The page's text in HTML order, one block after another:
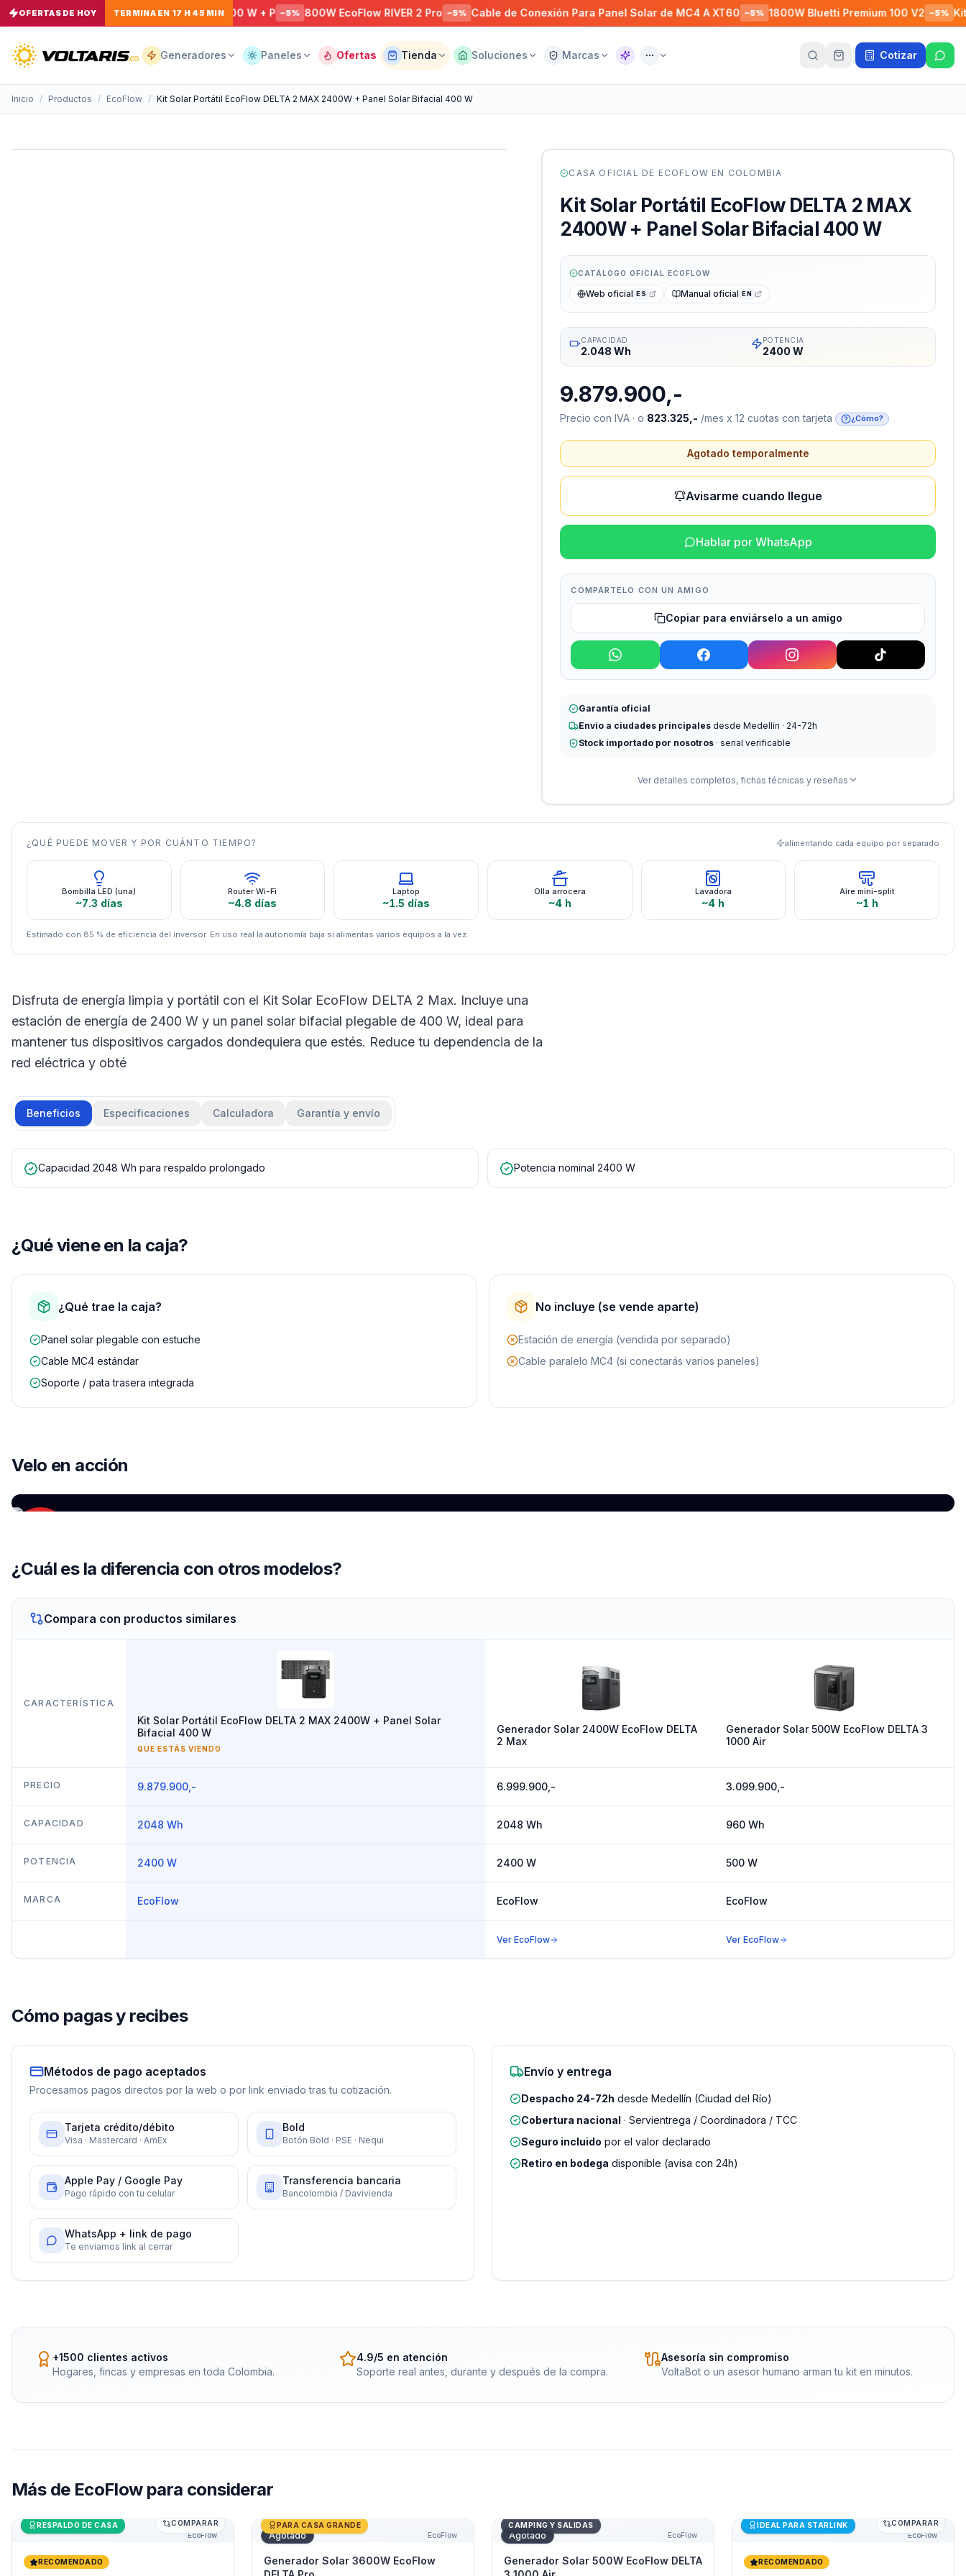
OFERTAS DE HOY TERMINA EN 17 H 45 MIN
Portátil Anker SOLIX C1000X 1800 W + P −5 % 800W EcoFlow RIVER 2 Pro −5 % Cable de Conexión Para Panel Solar de MC4 A XT60 −5 % 1800W Bluetti Premium 100 V2 −5% Kit Solar
Generadores Paneles Ofertas Tienda Soluciones Marcas Asistente Cotizar
Inicio / Productos / EcoFlow / Kit Solar Portátil EcoFlow DELTA 2 MAX 2400W + Panel Solar Bifacial 400 W
CASA OFICIAL DE ECOFLOW EN COLOMBIA
Kit Solar Portátil EcoFlow DELTA 2 MAX
2400W + Panel Solar Bifacial 400 W
CATÁLOGO OFICIALECOFLOW
Web oficial ES Manual oficial EN
CAPACIDAD
2.048 Wh
POTENCIA
2400 W
9.879.900,-
Precio con IVA · o 823.325,- /mes x 12 cuotas con tarjeta ¿Cómo?
Agotado temporalmente
Avisarme cuando llegue
Hablar por WhatsApp
COMPÁRTELO CON UN AMIGO
Copiar para enviárselo a un amigo
Garantía oficial
Envío a ciudades principales desde Medellín · 24-72h
Stock importado por nosotros · serial verificable
Ver detalles completos, fichas técnicas y reseñas
¿QUÉ PUEDE MOVER Y POR CUÁNTO TIEMPO? alimentando cada equipo por separado
Bombilla LED (una)
~7.3 días
Router Wi-Fi
~4.8 días
Laptop
~1.5 días
Olla arrocera
~4 h
Lavadora
~4 h
Aire mini-split
~1 h
Estimado con 85 % de eficiencia del inversor. En uso real la autonomía baja si alimentas varios equipos a la vez.
Disfruta de energía limpia y portátil con el Kit Solar EcoFlow DELTA 2 Max. Incluye una
estación de energía de 2400 W y un panel solar bifacial plegable de 400 W, ideal para
mantener tus dispositivos cargados dondequiera que estés. Reduce tu dependencia de la
red eléctrica y obté
Beneficios Especificaciones Calculadora Garantía y envío
Capacidad 2048 Wh para respaldo prolongado Potencia nominal 2400 W
¿Qué viene en la caja?
¿Qué trae la caja?
Panel solar plegable con estuche
Cable MC4 estándar
Soporte / pata trasera integrada
No incluye (se vende aparte)
Estación de energía (vendida por separado)
Cable paralelo MC4 (si conectarás varios paneles)
Velo en acción
EcoFlow DELTA 2 — Review en español
¿Cuál es la diferencia con otros modelos?
Compara con productos similares
CARACTERÍSTICA
Kit Solar Portátil EcoFlow DELTA 2 MAX 2400W + Panel Solar
Bifacial 400 W
QUE ESTÁS VIENDO
Generador Solar 2400W EcoFlow DELTA
2 Max
Generador Solar 500W EcoFlow DELTA 3
1000 Air
PRECIO 9.879.900,- 6.999.900,- 3.099.900,-
CAPACIDAD 2048 Wh 2048 Wh 960 Wh
POTENCIA 2400 W 2400 W 500 W
MARCA EcoFlow EcoFlow EcoFlow
Ver EcoFlow Ver EcoFlow
Cómo pagas y recibes
Métodos de pago aceptados
Procesamos pagos directos por la web o por link enviado tras tu cotización.
Tarjeta crédito/débito
Visa · Mastercard · AmEx
Bold
Botón Bold · PSE · Nequi
Apple Pay / Google Pay
Pago rápido con tu celular
Transferencia bancaria
Bancolombia / Davivienda
WhatsApp + link de pago
Te enviamos link al cerrar
Envío y entrega
Despacho 24-72h desde Medellín (Ciudad del Río)
Cobertura nacional · Servientrega / Coordinadora / TCC
Seguro incluido por el valor declarado
Retiro en bodega disponible (avisa con 24h)
+1500 clientes activos
Hogares, fincas y empresas en toda Colombia.
4.9/5 en atención
Soporte real antes, durante y después de la compra.
Asesoría sin compromiso
VoltaBot o un asesor humano arman tu kit en minutos.
Más de EcoFlowpara considerar
Generador Solar 1800W EcoFlow DELTA 2
EcoFlow
Últimas unidades
RESPALDO DE CASA COMPARAR
RECOMENDADO
Generador Solar 3600W EcoFlow DELTA Pro
Agotado EcoFlow
PARA CASA GRANDE
Generador Solar 3600W EcoFlow
Generador Solar 500W EcoFlow DELTA 3 1000 Air
Agotado EcoFlow
CAMPING Y SALIDAS
Generador Solar 500W EcoFlow DELTA
Generador Solar 500W EcoFlow RIVER 2
EcoFlow
Últimas unidades
IDEAL PARA STARLINK COMPARAR
RECOMENDADO
Tu
Tu